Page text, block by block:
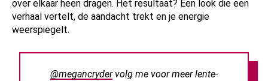
over elkaar heen dragen. Het resultaat? Een look die een
verhaal vertelt, de aandacht trekt en je energie
weerspiegelt.
@megancrydervolg me voor meer lente-